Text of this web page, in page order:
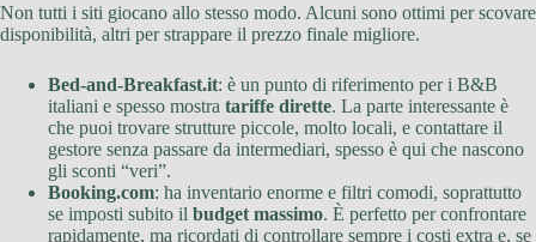
Non tutti i siti giocano allo stesso modo. Alcuni sono ottimi per scovare
disponibilità, altri per strappare il prezzo finale migliore.
Bed-and-Breakfast.it: è un punto di riferimento per i B&B
italiani e spesso mostra tariffe dirette. La parte interessante è
che puoi trovare strutture piccole, molto locali, e contattare il
gestore senza passare da intermediari, spesso è qui che nascono
gli sconti “veri”.
Booking.com: ha inventario enorme e filtri comodi, soprattutto
se imposti subito il budget massimo. È perfetto per confrontare
rapidamente, ma ricordati di controllare sempre i costi extra e, se